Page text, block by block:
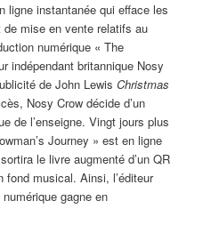
ligne instantanée qui efface les
de mise en vente relatifs au
numérique « The
indépendant britannique Nosy
de John LewisChristmas
Nosy Crow décide d’un
de l’enseigne. Vingt jours plus
Journey » est en ligne
le livre augmenté d’un QR
fond musical. Ainsi, l’éditeur
gagne en